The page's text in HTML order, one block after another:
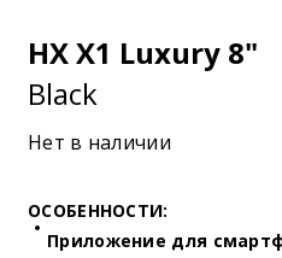
HX X1 Luxury 8"
Black
Нет в наличии
ОСОБЕННОСТИ:
Приложение для